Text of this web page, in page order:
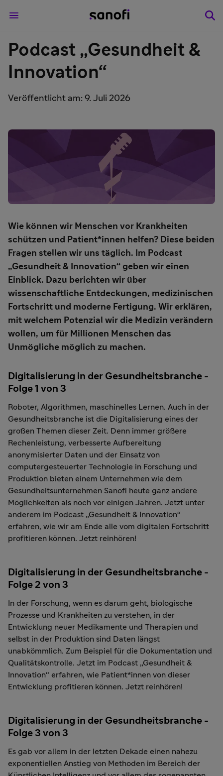
Podcast „Gesundheit &
Innovation“
Veröffentlicht am: 9. Juli 2026
Wie können wir Menschen vor Krankheiten
schützen und Patient*innen helfen? Diese beiden
Fragen stellen wir uns täglich. Im Podcast
„Gesundheit & Innovation“ geben wir einen
Einblick. Dazu berichten wir über
wissenschaftliche Entdeckungen, medizinischen
Fortschritt und moderne Fertigung. Wir erklären,
mit welchem Potenzial wir die Medizin verändern
wollen, um für Millionen Menschen das
Unmögliche möglich zu machen.
Digitalisierung in der Gesundheitsbranche -
Folge 1 von 3
Roboter, Algorithmen, maschinelles Lernen. Auch in der
Gesundheitsbranche ist die Digitalisierung eines der
großen Themen dieser Zeit. Denn immer größere
Rechenleistung, verbesserte Aufbereitung
anonymisierter Daten und der Einsatz von
computergesteuerter Technologie in Forschung und
Produktion bieten einem Unternehmen wie dem
Gesundheitsunternehmen Sanofi heute ganz andere
Möglichkeiten als noch vor einigen Jahren. Jetzt unter
anderem im Podcast „Gesundheit & Innovation“
erfahren, wie wir am Ende alle vom digitalen Fortschritt
profitieren können. Jetzt reinhören!
Digitalisierung in der Gesundheitsbranche -
Folge 2 von 3
In der Forschung, wenn es darum geht, biologische
Prozesse und Krankheiten zu verstehen, in der
Entwicklung neuer Medikamente und Therapien und
selbst in der Produktion sind Daten längst
unabkömmlich. Zum Beispiel für die Dokumentation und
Qualitätskontrolle. Jetzt im Podcast „Gesundheit &
Innovation“ erfahren, wie Patient*innen von dieser
Entwicklung profitieren können. Jetzt reinhören!
Digitalisierung in der Gesundheitsbranche -
Folge 3 von 3
Es gab vor allem in der letzten Dekade einen nahezu
exponentiellen Anstieg von Methoden im Bereich der